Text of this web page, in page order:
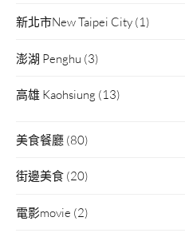
新北市New Taipei City (1)
澎湖 Penghu (3)
高雄 Kaohsiung (13)
美食餐廳 (80)
街邊美食 (20)
電影movie (2)